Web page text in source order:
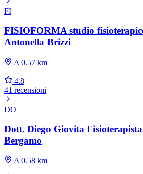
FI
FISIOFORMA studio
Antonella Brizzi
A 0.57 km
4.8
41 recensioni
DO
Dott. Diego Giovita
Bergamo
A 0.58 km